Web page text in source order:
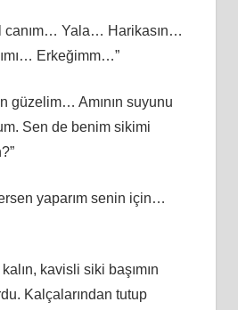
canım… Yala… Harikasın…
Erkeğimm…”
güzelim… Amının suyunu
Sen de benim sikimi
yaparım senin için…
kavisli siki başımın
Kalçalarından tutup